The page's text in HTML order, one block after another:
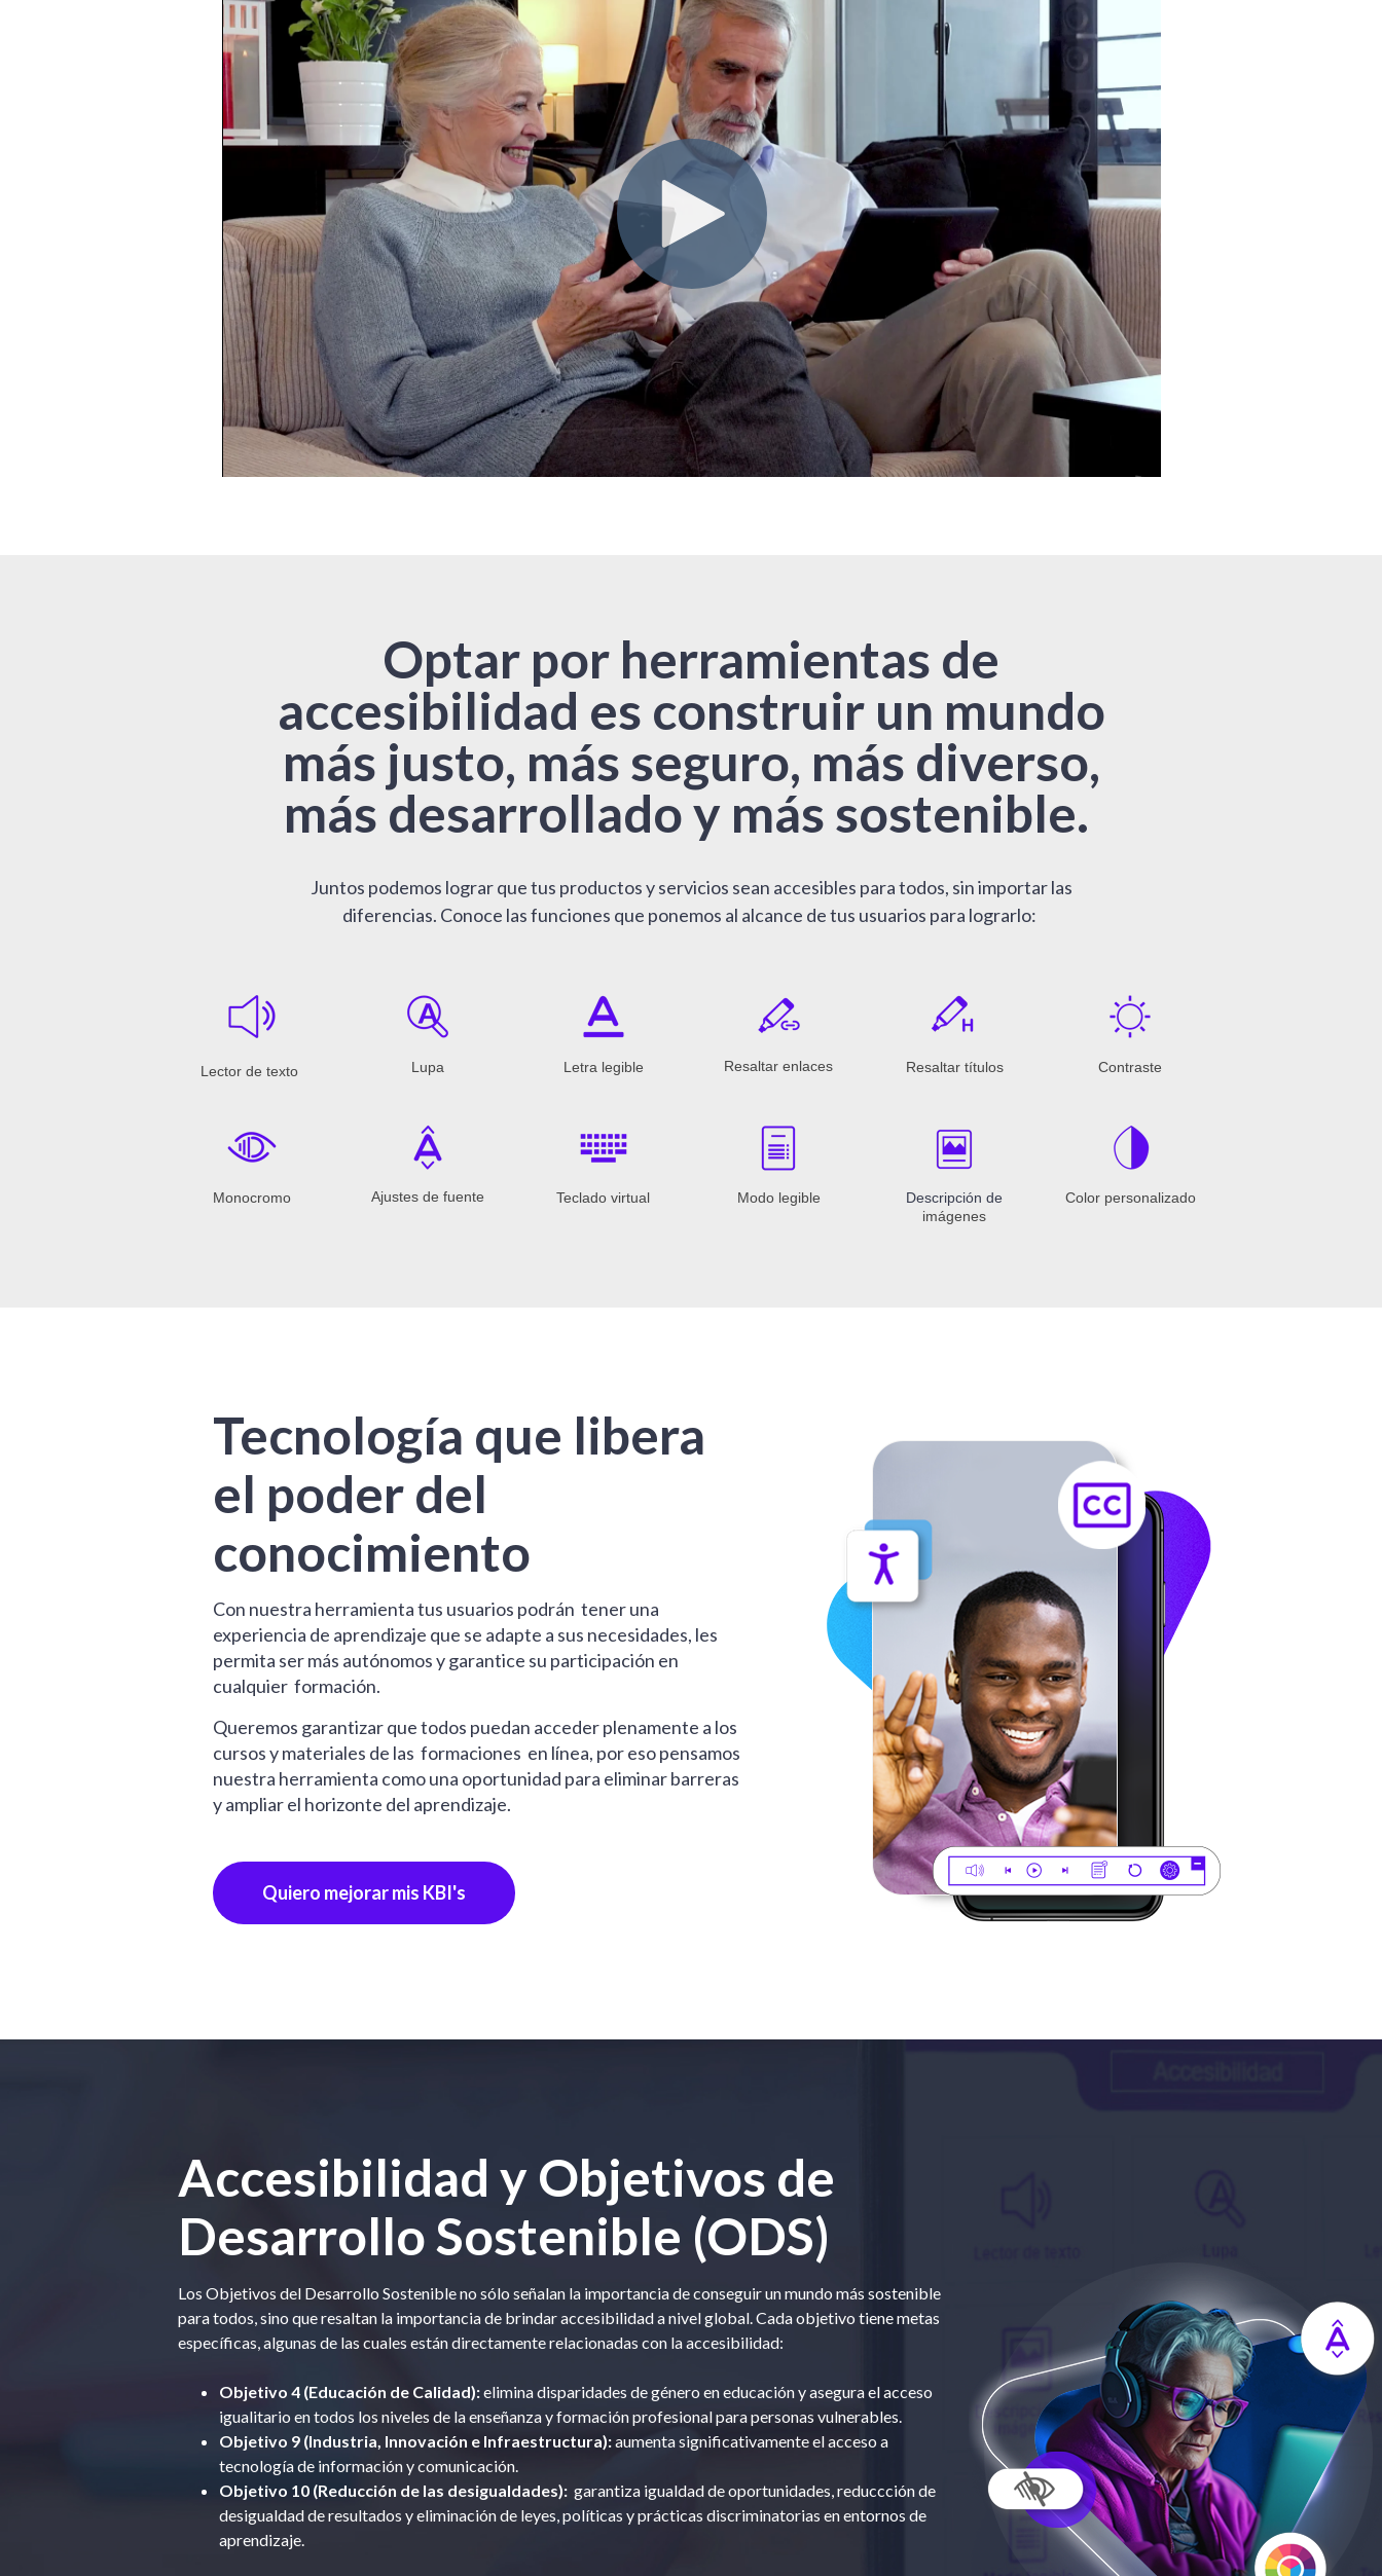
Optar por herramientas de
accesibilidad es construir un mundo
más justo, más seguro, más diverso,
más desarrollado y más sostenible.
Juntos podemos lograr que tus productos y servicios sean accesibles para todos, sin importar las
diferencias. Conoce las funciones que ponemos al alcance de tus usuarios para lograrlo:
Lector de texto Lupa Letra legible Resaltar enlaces Resaltar títulos Contraste
Monocromo Ajustes de fuente Teclado virtual Modo legible
Descripción de
imágenes
Color personalizado
Tecnología que libera
el poder del
conocimiento
Con nuestra herramienta tus usuarios podrán tener una
experiencia de aprendizaje que se adapte a sus necesidades, les
permita ser más autónomos y garantice su participación en
cualquier formación.
Queremos garantizar que todos puedan acceder plenamente a los
cursos y materiales de las formaciones en línea, por eso pensamos
nuestra herramienta como una oportunidad para eliminar barreras
y ampliar el horizonte del aprendizaje.
Quiero mejorar mis KBI's
Accesibilidad y Objetivos de
Desarrollo Sostenible (ODS)
Los Objetivos del Desarrollo Sostenible no sólo señalan la importancia de conseguir un mundo más sostenible
para todos, sino que resaltan la importancia de brindar accesibilidad a nivel global. Cada objetivo tiene metas
específicas, algunas de las cuales están directamente relacionadas con la accesibilidad:
Objetivo 4 (Educación de Calidad):elimina disparidades de género en educación y asegura el acceso
igualitario en todos los niveles de la enseñanza y formación profesional para personas vulnerables.
Objetivo 9 (Industria, Innovación e Infraestructura):aumenta significativamente el acceso a
tecnología de información y comunicación.
Objetivo 10 (Reducción de las desigualdades):garantiza igualdad de oportunidades, reduccción de
desigualdad de resultados y eliminación de leyes, políticas y prácticas discriminatorias en entornos de
aprendizaje.